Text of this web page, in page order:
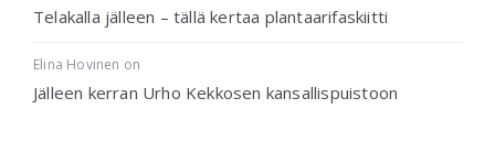
Telakalla jälleen – tällä kertaa plantaarifaskiitti
Elina Hovinen on
Jälleen kerran Urho Kekkosen kansallispuistoon